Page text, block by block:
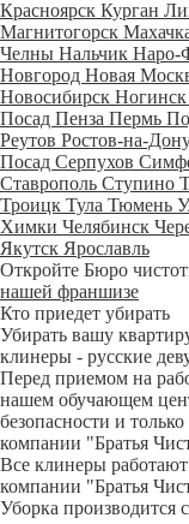
Красноярск Курган
Магнитогорск
Челны Нальчик Наро-
Новгород Новая
Новосибирск Ногинск
Посад Пенза Пермь
Реутов Ростов-на-
Посад Серпухов
Ставрополь Ступино
Троицк Тула Тюмень
Химки Челябинск
Якутск Ярославль
Откройте Бюро
нашей франшизе
Кто приедет убирать
Убирать вашу
клинеры - русские
Перед приемом на
нашем обучающем
безопасности и
компании "Братья
Все клинеры
компании "Братья
Уборка